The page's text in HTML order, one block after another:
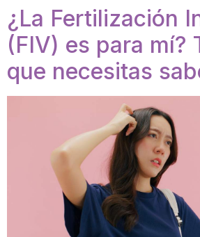
¿La Fertilización
(FIV) es para mí?
que necesitas